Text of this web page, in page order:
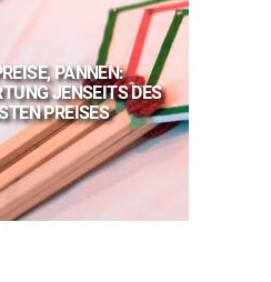
PANNEN:
JENSEITS DES
PREISES